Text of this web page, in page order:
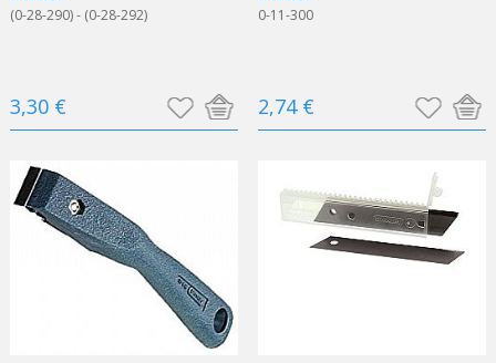
(0-28-290) - (0-28-292)
3,30 €
0-11-300
2,74 €